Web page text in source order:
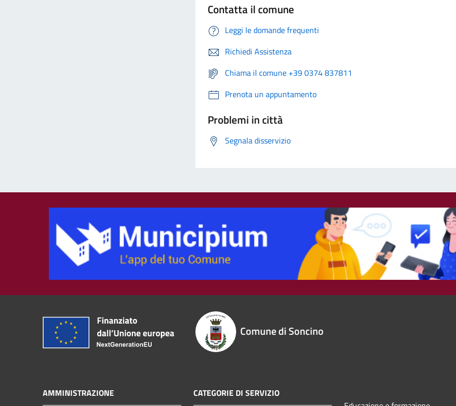
Contatta il comune
Leggi le domande frequenti
Richiedi Assistenza
Chiama il comune +39 0374 837811
Prenota un appuntamento
Problemi in città
Segnala disservizio
Comune di Soncino
AMMINISTRAZIONE
CATEGORIE DI SERVIZIO